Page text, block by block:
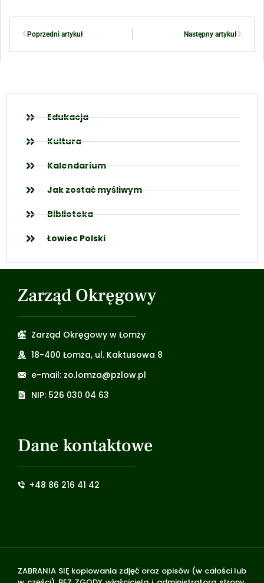
Poprzedni artykuł Następny artykuł
Edukacja
Kultura
Kalendarium
Jak zostać myśliwym
Biblioteka
Łowiec Polski
Zarząd Okręgowy
Zarząd Okręgowy w Łomży
18-400 Łomża, ul. Kaktusowa 8
e-mail: zo.lomza@pzlow.pl
NIP: 526 030 04 63
Dane kontaktowe
+48 86 216 41 42
ZABRANIA SIĘ kopiowania zdjęć oraz opisów (w całości lub